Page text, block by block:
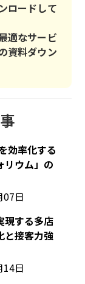
ロードして
適なサービ
資料ダウン
効率化する
リウム」の
07日
現する多店
と接客力強
14日